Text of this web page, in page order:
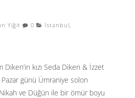
Yiğit 0 İstanbul,
Diken’in kızı Seda Diken & İzzet
günü Ümraniye solon
ve Düğün ile bir ömür boyu